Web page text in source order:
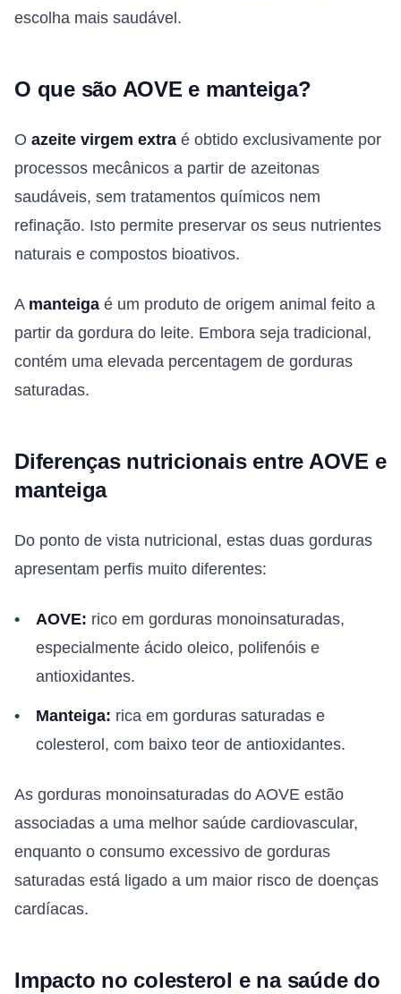
escolha mais saudável.
O que são AOVE e manteiga?
O azeite virgem extra é obtido exclusivamente por
processos mecânicos a partir de azeitonas
saudáveis, sem tratamentos químicos nem
refinação. Isto permite preservar os seus nutrientes
naturais e compostos bioativos.
A manteiga é um produto de origem animal feito a
partir da gordura do leite. Embora seja tradicional,
contém uma elevada percentagem de gorduras
saturadas.
Diferenças nutricionais entre AOVE e
manteiga
Do ponto de vista nutricional, estas duas gorduras
apresentam perfis muito diferentes:
AOVE: rico em gorduras monoinsaturadas,
especialmente ácido oleico, polifenóis e
antioxidantes.
Manteiga: rica em gorduras saturadas e
colesterol, com baixo teor de antioxidantes.
As gorduras monoinsaturadas do AOVE estão
associadas a uma melhor saúde cardiovascular,
enquanto o consumo excessivo de gorduras
saturadas está ligado a um maior risco de doenças
cardíacas.
Impacto no colesterol e na saúde do